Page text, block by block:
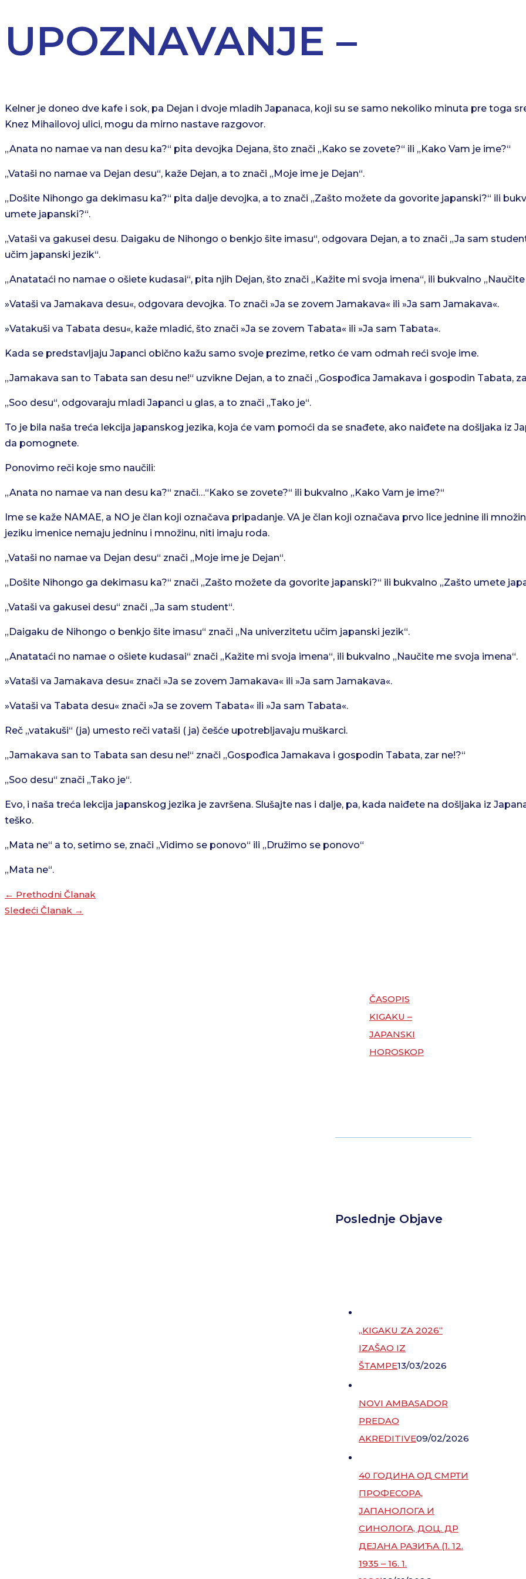
UPOZNAVANJE –
Kelner je doneo dve kafe i sok, pa Dejan i dvoje mladih Japanaca, koji su se samo nekoliko minuta pre toga
Knez Mihailovoj ulici, mogu da mirno nastave razgovor.
„Anata no namae va nan desu ka?“ pita devojka Dejana, što znači „Kako se zovete?“ ili „Kako Vam je ime?“
„Vataši no namae va Dejan desu“, kaže Dejan, a to znači „Moje ime je Dejan“.
„Došite Nihongo ga dekimasu ka?“ pita dalje devojka, a to znači „Zašto možete da govorite japanski?“ ili
umete japanski?“.
„Vataši va gakusei desu. Daigaku de Nihongo o benkjo šite imasu“, odgovara Dejan, a to znači „Ja sam
učim japanski jezik“.
„Anatataći no namae o ošiete kudasai“, pita njih Dejan, što znači „Kažite mi svoja imena“, ili bukvalno
»Vataši va Jamakava desu«, odgovara devojka. To znači »Ja se zovem Jamakava« ili »Ja sam Jamakava«.
»Vatakuši va Tabata desu«, kaže mladić, što znači »Ja se zovem Tabata« ili »Ja sam Tabata«.
Kada se predstavljaju Japanci obično kažu samo svoje prezime, retko će vam odmah reći svoje ime.
„Jamakava san to Tabata san desu ne!“ uzvikne Dejan, a to znači „Gospođica Jamakava i gospodin Tabata,
„Soo desu“, odgovaraju mladi Japanci u glas, a to znači „Tako je“.
To je bila naša treća lekcija japanskog jezika, koja će vam pomoći da se snađete, ako naiđete na došljaka iz
da pomognete.
Ponovimo reči koje smo naučili:
„Anata no namae va nan desu ka?“ znači…“Kako se zovete?“ ili bukvalno „Kako Vam je ime?“
Ime se kaže NAMAE, a NO je član koji označava pripadanje. VA je član koji označava prvo lice jednine ili
jeziku imenice nemaju jedninu i množinu, niti imaju roda.
„Vataši no namae va Dejan desu“ znači „Moje ime je Dejan“.
„Došite Nihongo ga dekimasu ka?“ znači „Zašto možete da govorite japanski?“ ili bukvalno „Zašto umete
„Vataši va gakusei desu“ znači „Ja sam student“.
„Daigaku de Nihongo o benkjo šite imasu“ znači „Na univerzitetu učim japanski jezik“.
„Anatataći no namae o ošiete kudasai“ znači „Kažite mi svoja imena“, ili bukvalno „Naučite me svoja imena“.
»Vataši va Jamakava desu« znači »Ja se zovem Jamakava« ili »Ja sam Jamakava«.
»Vataši va Tabata desu« znači »Ja se zovem Tabata« ili »Ja sam Tabata«.
Reč „vatakuši“ (ja) umesto reči vataši ( ja) češće upotrebljavaju muškarci.
„Jamakava san to Tabata san desu ne!“ znači „Gospođica Jamakava i gospodin Tabata, zar ne!?“
„Soo desu“ znači „Tako je“.
Evo, i naša treća lekcija japanskog jezika je završena. Slušajte nas i dalje, pa, kada naiđete na došljaka iz
teško.
„Mata ne“ a to, setimo se, znači „Vidimo se ponovo“ ili „Družimo se ponovo“
„Mata ne“.
← Prethodni Članak
Sledeći Članak →
ČASOPIS
KIGAKU –
JAPANSKI
HOROSKOP
Poslednje Objave
„KIGAKU ZA 2026“
IZAŠAO IZ
ŠTAMPE13/03/2026
NOVI AMBASADOR
PREDAO
AKREDITIVE09/02/2026
40 ГОДИНА ОД СМРТИ
ПРОФЕСОРА,
ЈАПАНОЛОГА И
СИНОЛОГА, ДОЦ. ДР
ДЕЈАНА РАЗИЋА (1. 12.
1935 – 16. 1.